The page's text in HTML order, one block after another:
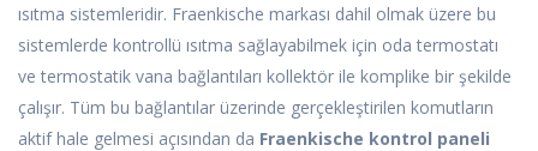
ısıtma sistemleridir. Fraenkische markası dahil olmak üzere bu
sistemlerde kontrollü ısıtma sağlayabilmek için oda termostatı
ve termostatik vana bağlantıları kollektör ile komplike bir şekilde
çalışır. Tüm bu bağlantılar üzerinde gerçekleştirilen komutların
aktif hale gelmesi açısından da Fraenkische kontrol paneli